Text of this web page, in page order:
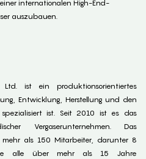
internationalen High-End-
auszubauen.
Ltd. ist ein produktionsorientiertes
Entwicklung, Herstellung und den
spezialisiert ist. Seit 2010 ist es das
Vergaserunternehmen. Das
als 150 Mitarbeiter, darunter 8
die alle über mehr als 15 Jahre